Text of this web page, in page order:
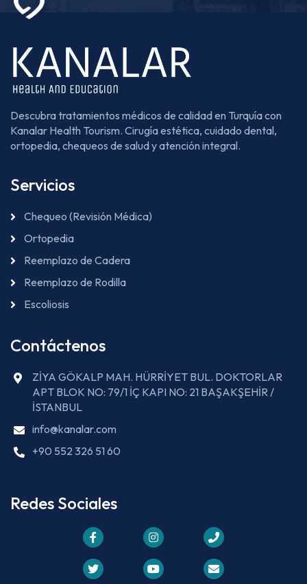
Descubra tratamientos médicos de calidad en Turquía con
Kanalar Health Tourism. Cirugía estética, cuidado dental,
ortopedia, chequeos de salud y atención integral.
Servicios
Chequeo (Revisión Médica)
Ortopedia
Reemplazo de Cadera
Reemplazo de Rodilla
Escoliosis
Contáctenos
ZİYA GÖKALP MAH. HÜRRİYET BUL. DOKTORLAR
APT BLOK NO: 79/1 İÇ KAPI NO: 21 BAŞAKŞEHİR /
İSTANBUL
info@kanalar.com
+90 552 326 51 60
Redes Sociales